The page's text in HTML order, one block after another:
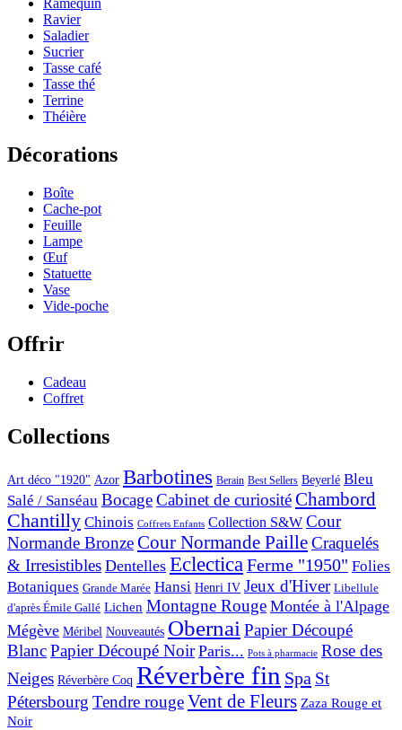
Ramequin
Ravier
Saladier
Sucrier
Tasse café
Tasse thé
Terrine
Théière
Décorations
Boîte
Cache-pot
Feuille
Lampe
Œuf
Statuette
Vase
Vide-poche
Offrir
Cadeau
Coffret
Collections
Art déco "1920" Azor Barbotines Berain Best Sellers Beyerlé Bleu
Salé / Sanséau BocageCabinet de curiositéChambord
Chantilly Chinois Coffrets Enfants Collection S&W Cour
Normande BronzeCour Normande PailleCraquelés
& Irresistibles Dentelles EclecticaFerme "1950" Folies
Botaniques Grande Marée Hansi Henri IV Jeux d'Hiver Libellule
d'après Émile Gallé Lichen Montagne Rouge Montée à l'Alpage
Mégève Méribel Nouveautés ObernaiPapier Découpé
BlancPapier Découpé Noir Paris... Pots à pharmacie Rose des
Neiges Réverbère Coq Réverbère fin Spa St
Pétersbourg Tendre rougeVent de Fleurs Zaza Rouge et
Noir